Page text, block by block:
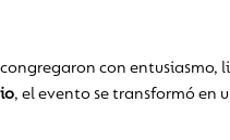
con
, el evento se transformó en